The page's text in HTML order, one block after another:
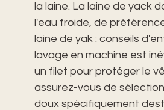
la laine. La laine de yack
l'eau froide, de
laine de yak : conseils
lavage en machine est
un filet pour protéger le
assurez-vous de
doux spécifiquement